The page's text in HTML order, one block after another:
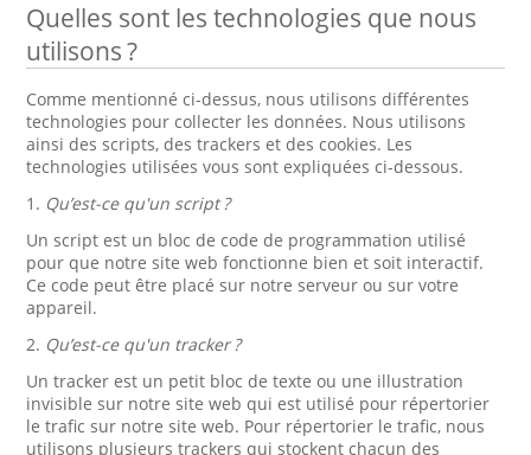
Quelles sont les technologies que nous
utilisons ?
Comme mentionné ci-dessus, nous utilisons différentes
technologies pour collecter les données. Nous utilisons
ainsi des scripts, des trackers et des cookies. Les
technologies utilisées vous sont expliquées ci-dessous.
1. Qu’est-ce qu'un script ?
Un script est un bloc de code de programmation utilisé
pour que notre site web fonctionne bien et soit interactif.
Ce code peut être placé sur notre serveur ou sur votre
appareil.
2. Qu’est-ce qu'un tracker ?
Un tracker est un petit bloc de texte ou une illustration
invisible sur notre site web qui est utilisé pour répertorier
le trafic sur notre site web. Pour répertorier le trafic, nous
utilisons plusieurs trackers qui stockent chacun des